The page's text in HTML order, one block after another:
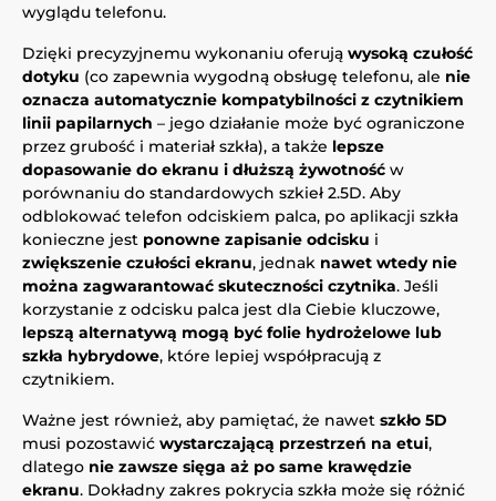
wyglądu telefonu.
Dzięki precyzyjnemu wykonaniu oferują wysoką czułość
dotyku (co zapewnia wygodną obsługę telefonu, ale nie
oznacza automatycznie kompatybilności z czytnikiem
linii papilarnych – jego działanie może być ograniczone
przez grubość i materiał szkła), a także lepsze
dopasowanie do ekranu i dłuższą żywotność w
porównaniu do standardowych szkieł 2.5D. Aby
odblokować telefon odciskiem palca, po aplikacji szkła
konieczne jest ponowne zapisanie odcisku i
zwiększenie czułości ekranu, jednak nawet wtedy nie
można zagwarantować skuteczności czytnika. Jeśli
korzystanie z odcisku palca jest dla Ciebie kluczowe,
lepszą alternatywą mogą być folie hydrożelowe lub
szkła hybrydowe, które lepiej współpracują z
czytnikiem.
Ważne jest również, aby pamiętać, że nawet szkło 5D
musi pozostawić wystarczającą przestrzeń na etui,
dlatego nie zawsze sięga aż po same krawędzie
ekranu. Dokładny zakres pokrycia szkła może się różnić